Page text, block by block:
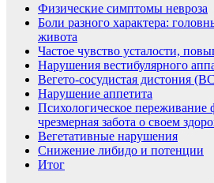
Физические симптомы невроза
Боли разного характера:
живота
Частое чувство усталости,
Нарушения вестибулярного
Вегето-сосудистая дистония
Нарушение аппетита
Психологическое переживание
чрезмерная забота о своем
Вегетативные нарушения
Снижение либидо и потенции
Итог